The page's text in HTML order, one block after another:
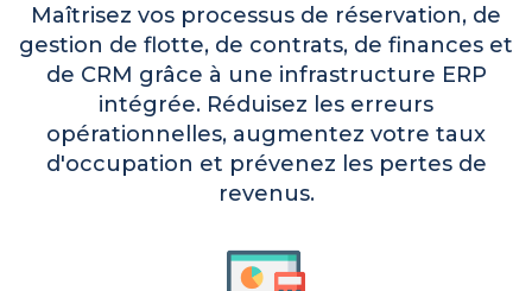
Maîtrisez vos processus de réservation, de
gestion de flotte, de contrats, de finances et
de CRM grâce à une infrastructure ERP
intégrée. Réduisez les erreurs
opérationnelles, augmentez votre taux
d'occupation et prévenez les pertes de
revenus.